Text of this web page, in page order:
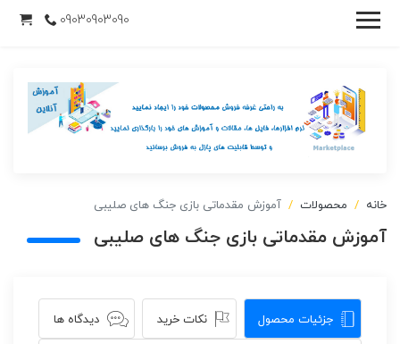
09030903090
خانه محصولات آموزش مقدماتی بازی جنگ های صلیبی
آموزش مقدماتی بازی جنگ های صلیبی
جزئیات محصول نکات خرید دیدگاه ها